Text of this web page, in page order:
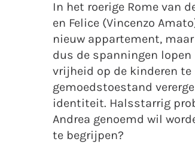
In het roerige Rome van
en Felice (Vincenzo
nieuw appartement,
dus de spanningen
vrijheid op de kinderen te
gemoedstoestand
identiteit. Halsstarrig
Andrea genoemd wil
te begrijpen?